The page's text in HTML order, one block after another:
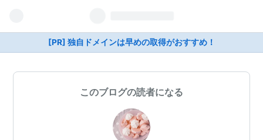
[PR] 独自ドメインは早めの取得がおすすめ！
このブログの読者になる